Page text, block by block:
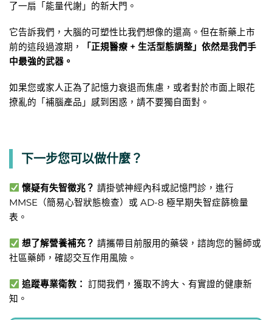
了一扇「能量代謝」的新大門。
它告訴我們，大腦的可塑性比我們想像的還高。但在新藥上市
前的這段過渡期，
「正規醫療 + 生活型態調整」依然是我們手
中最強的武器。
如果您或家人正為了記憶力衰退而焦慮，或者對於市面上眼花
撩亂的「補腦產品」感到困惑，請不要獨自面對。
下一步您可以做什麼？
懷疑有失智徵兆？ 請掛號神經內科或記憶門診，進行
MMSE（簡易心智狀態檢查）或 AD-8 極早期失智症篩檢量
表。
想了解營養補充？ 請攜帶目前服用的藥袋，諮詢您的醫師或
社區藥師，確認交互作用風險。
追蹤專業衛教： 訂閱我們，獲取不誇大、有實證的健康新
知。